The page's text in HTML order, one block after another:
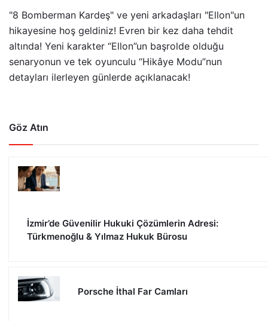
"8 Bomberman Kardeş" ve yeni arkadaşları "Ellon"un
hikayesine hoş geldiniz! Evren bir kez daha tehdit
altında! Yeni karakter “Ellon”un başrolde olduğu
senaryonun ve tek oyunculu “Hikâye Modu”nun
detayları ilerleyen günlerde açıklanacak!
Göz Atın
İzmir’de Güvenilir Hukuki Çözümlerin Adresi:
Türkmenoğlu & Yılmaz Hukuk Bürosu
Porsche İthal Far Camları